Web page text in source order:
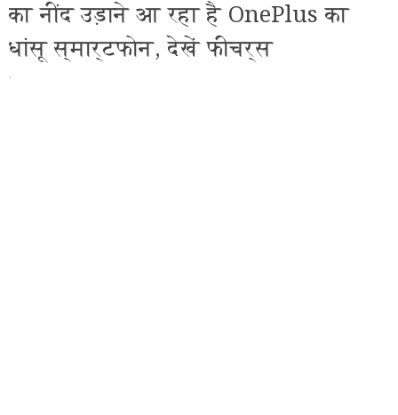
का नींद उड़ाने आ रहा है OnePlus का
धांसू स्मार्टफोन, देखें फीचर्स
·